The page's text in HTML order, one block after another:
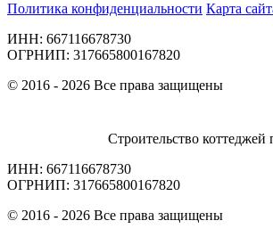
Политика конфиденциальности Карта
ИНН: 667116678730
ОГРНИП: 317665800167820
© 2016 - 2026 Все права защищены
Строительство коттеджей
ИНН: 667116678730
ОГРНИП: 317665800167820
© 2016 - 2026 Все права защищены